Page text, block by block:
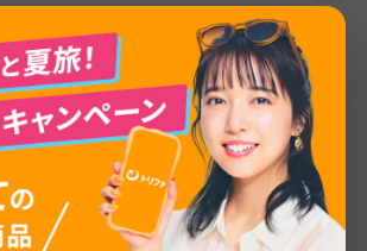
で持ち運びしやすいものが多い点も、
です。
紅茶）とトルココーヒー
の紅茶消費国で、1人あたりの消費量は
す。リゼ地方で栽培されるトルコ紅茶
っきりとした味わいが特徴です。